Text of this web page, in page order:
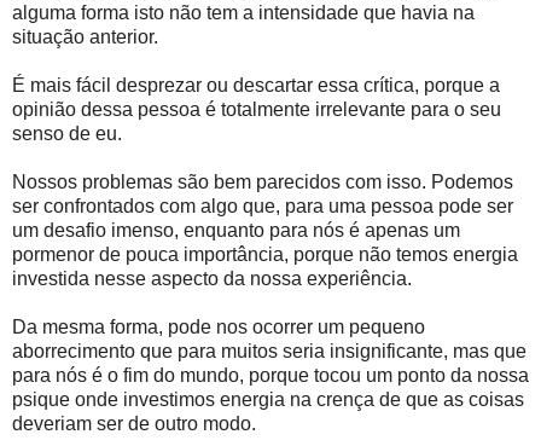
alguma forma isto não tem a intensidade que havia na
situação anterior.
É mais fácil desprezar ou descartar essa crítica, porque a
opinião dessa pessoa é totalmente irrelevante para o seu
senso de eu.
Nossos problemas são bem parecidos com isso. Podemos
ser confrontados com algo que, para uma pessoa pode ser
um desafio imenso, enquanto para nós é apenas um
pormenor de pouca importância, porque não temos energia
investida nesse aspecto da nossa experiência.
Da mesma forma, pode nos ocorrer um pequeno
aborrecimento que para muitos seria insignificante, mas que
para nós é o fim do mundo, porque tocou um ponto da nossa
psique onde investimos energia na crença de que as coisas
deveriam ser de outro modo.